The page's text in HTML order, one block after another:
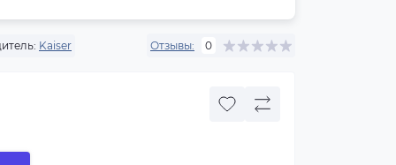
Kaiser Отзывы: 0